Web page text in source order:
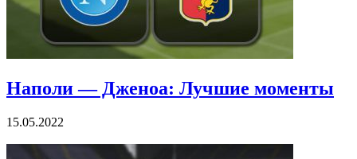
Наполи — Дженоа: Лучшие моменты
15.05.2022